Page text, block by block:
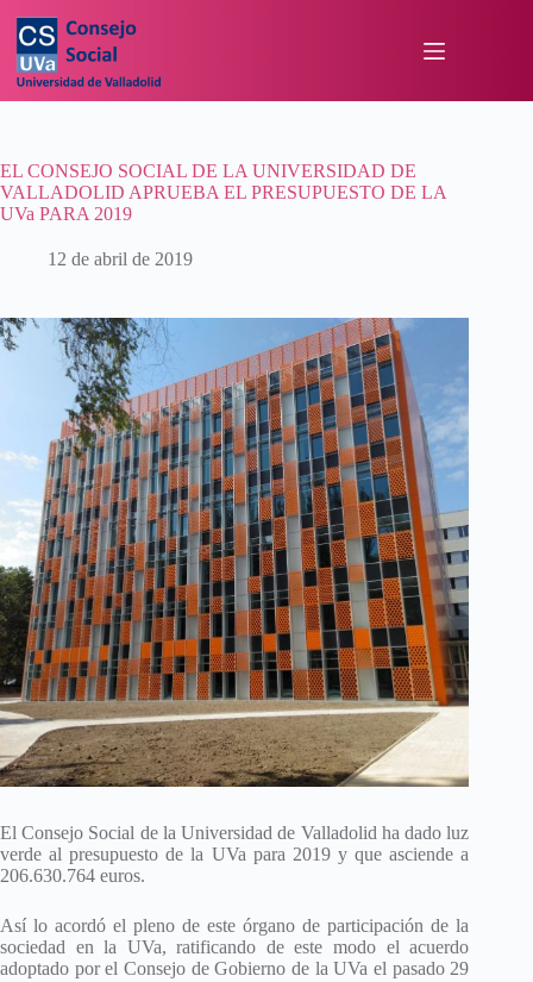
EL CONSEJO SOCIAL DE LA UNIVERSIDAD DE
VALLADOLID APRUEBA EL PRESUPUESTO DE LA
UVa PARA 2019
12 de abril de 2019
El Consejo Social de la Universidad de Valladolid ha dado luz
verde al presupuesto de la UVa para 2019 y que asciende a
206.630.764 euros.
Así lo acordó el pleno de este órgano de participación de la
sociedad en la UVa, ratificando de este modo el acuerdo
adoptado por el Consejo de Gobierno de la UVa el pasado 29